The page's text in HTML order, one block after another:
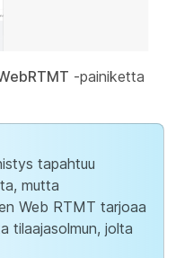
-painiketta
tapahtuu
mutta
Web RTMT tarjoaa
tilaajasolmun, jolta